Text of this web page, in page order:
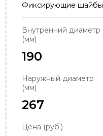
order@podshipnik-
Фиксирующие шайбы
Внутренний диаметр
(мм)
190
Наружный диаметр
(мм)
267
Цена (руб.)